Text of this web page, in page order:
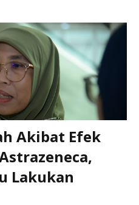
Akibat Efek
Lakukan